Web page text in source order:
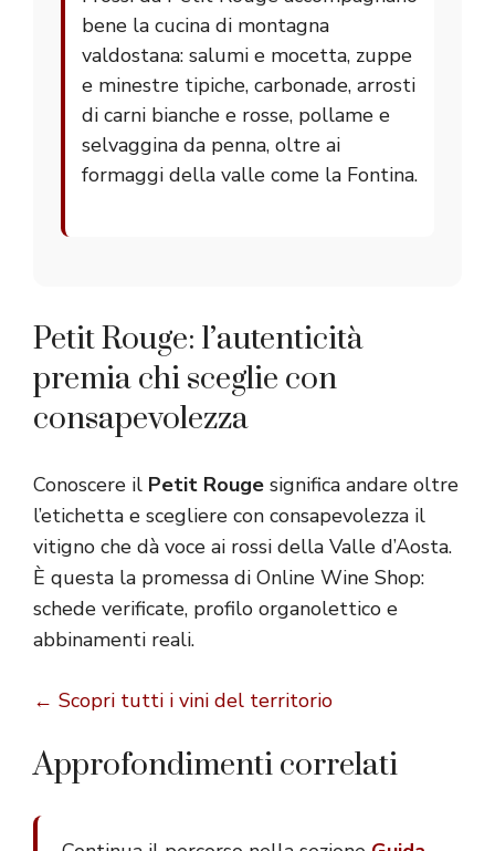
bene la cucina di montagna
valdostana: salumi e mocetta, zuppe
e minestre tipiche, carbonade, arrosti
di carni bianche e rosse, pollame e
selvaggina da penna, oltre ai
formaggi della valle come la Fontina.
Petit Rouge: l’autenticità
premia chi sceglie con
consapevolezza
Conoscere il Petit Rouge significa andare oltre
l’etichetta e scegliere con consapevolezza il
vitigno che dà voce ai rossi della Valle d’Aosta.
È questa la promessa di Online Wine Shop:
schede verificate, profilo organolettico e
abbinamenti reali.
← Scopri tutti i vini del territorio
Approfondimenti correlati